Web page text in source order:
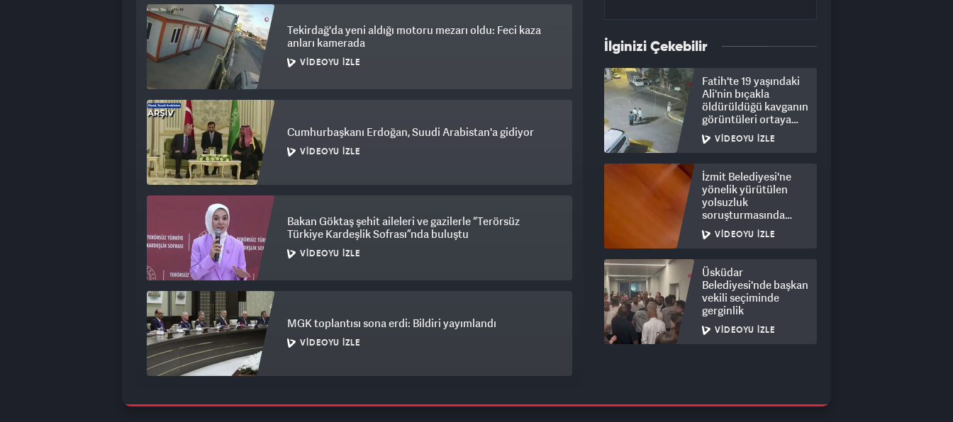
Tekirdağ'da yeni aldığı motoru mezarı oldu: Feci kaza
anları kamerada
VIDEOYU İZLE
Cumhurbaşkanı Erdoğan, Suudi Arabistan'a gidiyor
VIDEOYU İZLE
Bakan Göktaş şehit aileleri ve gazilerle “Terörsüz
Türkiye Kardeşlik Sofrası”nda buluştu
VIDEOYU İZLE
MGK toplantısı sona erdi: Bildiri yayımlandı
VIDEOYU İZLE
İlginizi Çekebilir
Fatih'te 19 yaşındaki
Ali'nin bıçakla
öldürüldüğü kavganın
görüntüleri ortaya
çıktı: 8 gözaltı
VIDEOYU İZLE
İzmit Belediyesi'ne
yönelik yürütülen
yolsuzluk
soruşturmasında
rüşvet görüntüleri
ortaya çıktı
VIDEOYU İZLE
Üsküdar
Belediyesi'nde başkan
vekili seçiminde
gerginlik
VIDEOYU İZLE